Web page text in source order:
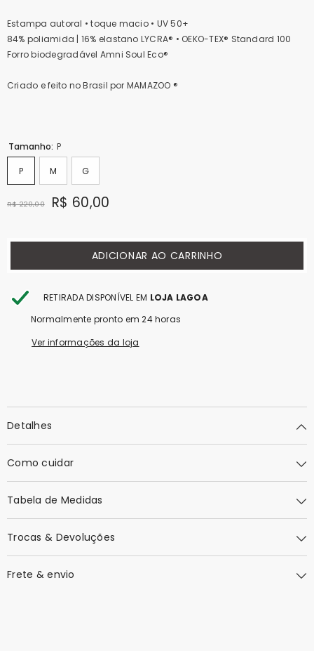
Estampa autoral • toque macio • UV 50+
84% poliamida | 16% elastano LYCRA® • OEKO-TEX® Standard 100
Forro biodegradável Amni Soul Eco®
Criado e feito no Brasil por MAMAZOO ®
Tamanho: P
P M G
R$ 220,00 R$ 60,00
ADICIONAR AO CARRINHO
RETIRADA DISPONÍVEL EM LOJA LAGOA
Normalmente pronto em 24 horas
Ver informações da loja
Detalhes
Como cuidar
Tabela de Medidas
Trocas & Devoluções
Frete & envio